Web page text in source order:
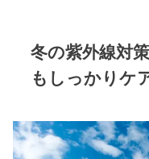
冬の紫外線対
もしっかりケ